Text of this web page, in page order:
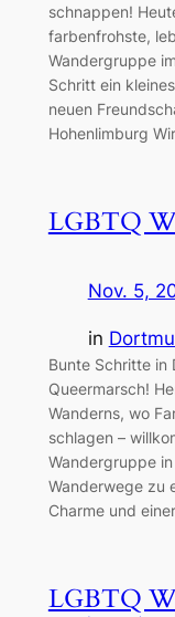
schnappen!
farbenfrohste,
Wandergruppe
Schritt ein
neuen
Hohenlimburg
LGBTQ
Nov. 5,
in
Bunte Schritte in
Queermarsch!
Wanderns, wo
schlagen –
Wandergruppe
Wanderwege zu
Charme und
LGBTQ